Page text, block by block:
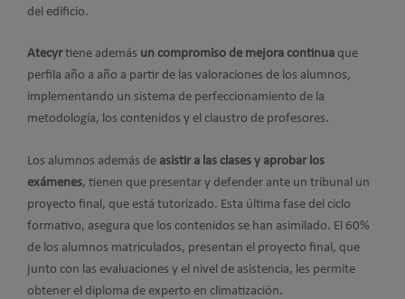
del edificio.
Atecyrtiene además un compromiso de mejora continua que
perfila año a año a partir de las valoraciones de los alumnos,
implementando un sistema de perfeccionamiento de la
metodología, los contenidos y el claustro de profesores.
Los alumnos además de asistir a las clases y aprobar los
exámenes, tienen que presentar y defender ante un tribunal un
proyecto final, que está tutorizado. Esta última fase del ciclo
formativo, asegura que los contenidos se han asimilado. El 60%
de los alumnos matriculados, presentan el proyecto final, que
junto con las evaluaciones y el nivel de asistencia, les permite
obtener el diploma de experto en climatización.